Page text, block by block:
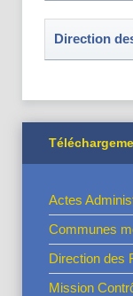
Direction
Actes
Communes
Direction des
Mission